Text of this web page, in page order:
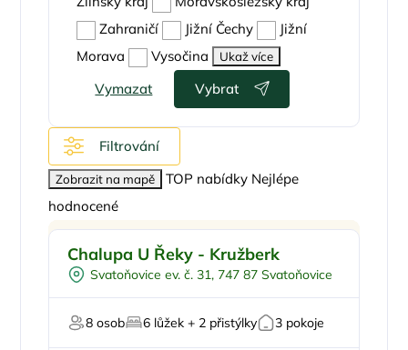
Zahraničí
Jižní Čechy
Jižní
Morava
Vysočina Ukaž více
Vymazat Vybrat
Filtrování
Zobrazit na mapě TOP nabídky Nejlépe
hodnocené
Pro rodiny s dětmi
Koupací sud
Sauna
U vody
Chalupa U Řeky - Kružberk
Svatoňovice ev. č. 31, 747 87 Svatoňovice
8 osob 6 lůžek + 2 přistýlky 3 pokoje